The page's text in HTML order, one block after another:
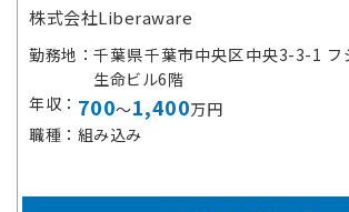
株式会社Liberaware
勤務地
千葉県千葉市中央区中央3-3-1 フ
生命ビル6階
年収
700～1,400万円
職種
組み込み